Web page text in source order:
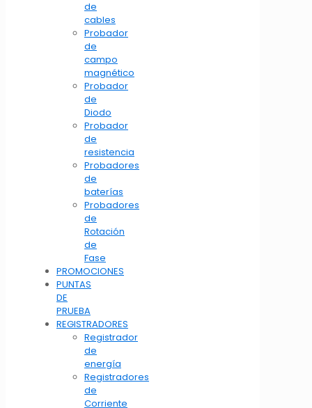
de
cables
Probador
de
campo
magnético
Probador
de
Diodo
Probador
de
resistencia
Probadores
de
baterías
Probadores
de
Rotación
de
Fase
PROMOCIONES
PUNTAS
DE
PRUEBA
REGISTRADORES
Registrador
de
energía
Registradores
de
Corriente